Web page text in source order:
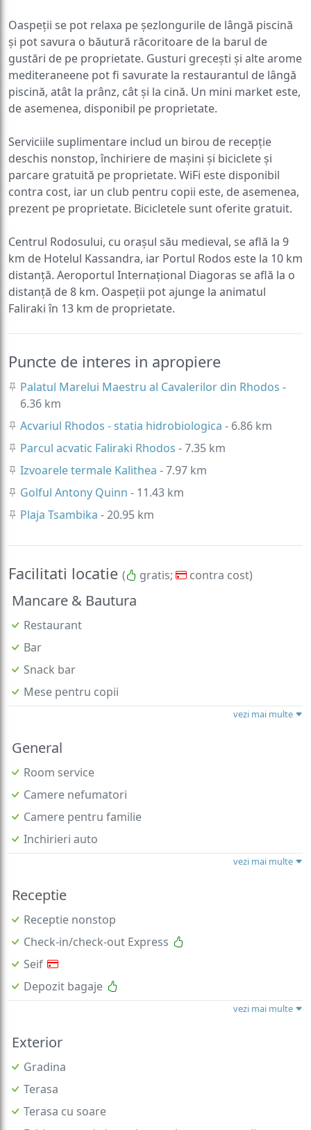
Oaspeții se pot relaxa pe șezlongurile de lângă piscină
și pot savura o băutură răcoritoare de la barul de
gustări de pe proprietate. Gusturi grecești și alte arome
mediteraneene pot fi savurate la restaurantul de lângă
piscină, atât la prânz, cât și la cină. Un mini market este,
de asemenea, disponibil pe proprietate.
Serviciile suplimentare includ un birou de recepție
deschis nonstop, închiriere de mașini și biciclete și
parcare gratuită pe proprietate. WiFi este disponibil
contra cost, iar un club pentru copii este, de asemenea,
prezent pe proprietate. Bicicletele sunt oferite gratuit.
Centrul Rodosului, cu orașul său medieval, se află la 9
km de Hotelul Kassandra, iar Portul Rodos este la 10 km
distanță. Aeroportul Internațional Diagoras se află la o
distanță de 8 km. Oaspeții pot ajunge la animatul
Faliraki în 13 km de proprietate.
Puncte de interes in apropiere
Palatul Marelui Maestru al Cavalerilor din Rhodos -
6.36 km
Acvariul Rhodos - statia hidrobiologica - 6.86 km
Parcul acvatic Faliraki Rhodos - 7.35 km
Izvoarele termale Kalithea - 7.97 km
Golful Antony Quinn - 11.43 km
Plaja Tsambika - 20.95 km
Facilitati locatie ( gratis; contra cost)
Mancare & Bautura
Restaurant
Bar
Snack bar
Mese pentru copii
vezi mai multe
General
Room service
Camere nefumatori
Camere pentru familie
Inchirieri auto
vezi mai multe
Receptie
Receptie nonstop
Check-in/check-out Express
Seif
Depozit bagaje
vezi mai multe
Exterior
Gradina
Terasa
Terasa cu soare